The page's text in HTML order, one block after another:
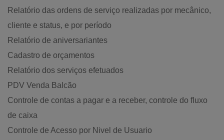
Relatório das ordens de serviço realizadas por mecânico,
cliente e status, e por período
Relatório de aniversariantes
Cadastro de orçamentos
Relatório dos serviços efetuados
PDV Venda Balcão
Controle de contas a pagar e a receber, controle do fluxo
de caixa
Controle de Acesso por Nivel de Usuario